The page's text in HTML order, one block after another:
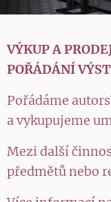
VÝKUP A
POŘÁDÁNÍ
Pořádáme
a vykupujeme
Mezi další
předmětů nebo